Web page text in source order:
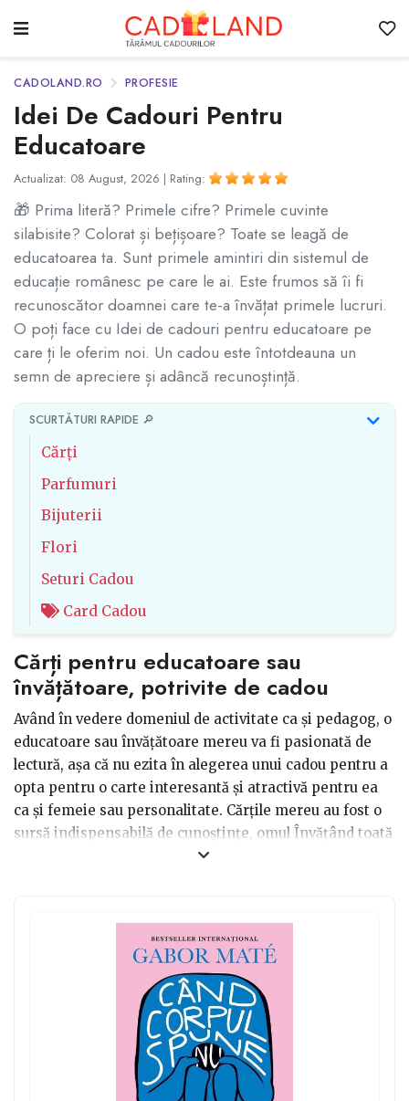
CADOLAND.RO PROFESIE
Idei De Cadouri Pentru
Educatoare
Actualizat: 08 August, 2026 | Rating:
🎁 Prima literă? Primele cifre? Primele cuvinte
silabisite? Colorat și bețișoare? Toate se leagă de
educatoarea ta. Sunt primele amintiri din sistemul de
educație românesc pe care le ai. Este frumos să îi fi
recunoscător doamnei care te-a învățat primele lucruri.
O poți face cu Idei de cadouri pentru educatoare pe
care ți le oferim noi. Un cadou este întotdeauna un
semn de apreciere și adâncă recunoștință.
SCURTĂTURI RAPIDE 🔎
Cărți
Parfumuri
Bijuterii
Flori
Seturi Cadou
Card Cadou
Cărți pentru educatoare sau
învățătoare, potrivite de cadou
Având în vedere domeniul de activitate ca și pedagog, o
educatoare sau învățătoare mereu va fi pasionată de
lectură, așa că nu ezita în alegerea unui cadou pentru a
opta pentru o carte interesantă și atractivă pentru ea
ca și femeie sau personalitate. Cărțile mereu au fost o
sursă indispensabilă de cunoștințe, omul Învățând toată
viața sa și descoperind lucruri și procese noi, de aceea
oamenilor, cât și a copiilor, considerăm că vor deveni
cărțile perfecte și minunate pentru educatoarea
preferată a copilului tău.